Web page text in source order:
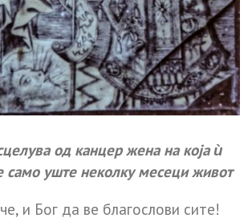
од канцер жена на која ѝ
само уште неколку месеци живот
и Бог да ве благослови сите!